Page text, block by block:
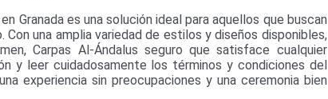
Granada es una solución ideal para aquellos que buscan
una amplia variedad de estilos y diseños disponibles,
Carpas Al-Ándalus seguro que satisface cualquier
y leer cuidadosamente los términos y condiciones del
experiencia sin preocupaciones y una ceremonia bien